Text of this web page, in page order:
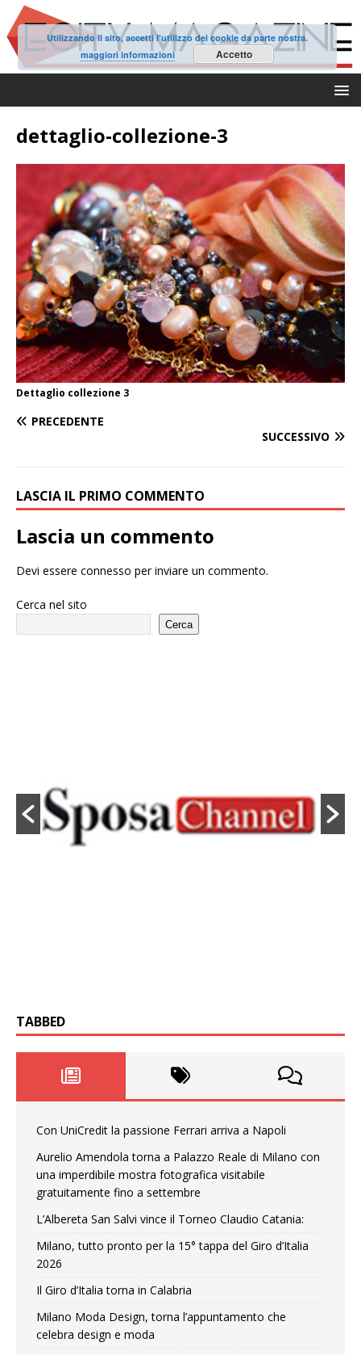
dettaglio-collezione-3
Dettaglio collezione 3
PRECEDENTE
SUCCESSIVO
LASCIA IL PRIMO COMMENTO
Lascia un commento
Devi essere connesso per inviare un commento.
Cerca nel sito
Cerca
TABBED
Con UniCredit la passione Ferrari arriva a Napoli
Aurelio Amendola torna a Palazzo Reale di Milano con
una imperdibile mostra fotografica visitabile
gratuitamente fino a settembre
L’Albereta San Salvi vince il Torneo Claudio Catania:
Milano, tutto pronto per la 15° tappa del Giro d’Italia
2026
Il Giro d’Italia torna in Calabria
Milano Moda Design, torna l’appuntamento che
celebra design e moda
Utilizzando il sito, accetti l'utilizzo dei cookie da parte nostra.
maggiori informazioni
Accetto